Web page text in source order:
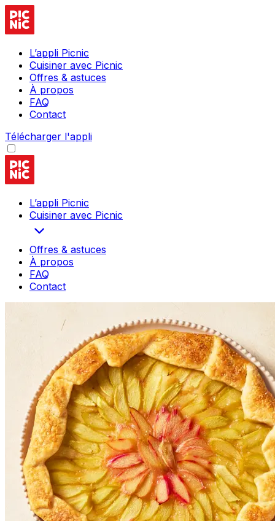
L’appli Picnic
Cuisiner avec Picnic
Offres & astuces
À propos
FAQ
Contact
Télécharger l'appli
L’appli Picnic
Cuisiner avec Picnic
Offres & astuces
À propos
FAQ
Contact